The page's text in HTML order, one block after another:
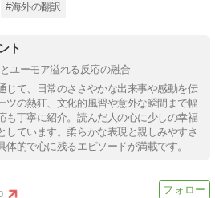
#海外の翻訳
ト
ユーモア溢れる反応の融合
じて、日常のささやかな出来事や感動を伝
ツの熱狂、文化的風習や意外な瞬間まで幅
も丁寧に紹介。読んだ人の心に少しの幸福
しています。柔らかな表現と親しみやすさ
的で心に残るエピソードが満載です。